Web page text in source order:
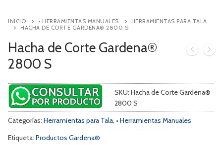
INICIO • HERRAMIENTAS MANUALES
HERRAMIENTAS PARA TALA
HACHA DE CORTE GARDENA® 2800 S
Hacha de Corte Gardena®
2800 S
SKU: Hacha de Corte Gardena®
2800 S
Categorías: Herramientas para Tala, • Herramientas Manuales
Etiqueta: Productos Gardena®